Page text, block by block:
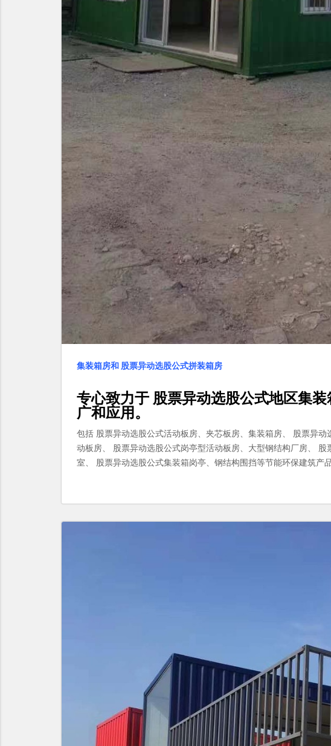
集装箱房和 股票异动选股公式拼装箱房
专心致力于 股票异动选股公式地区集装
广和应用。
包括 股票异动选股公式活动板房、夹芯板房、集装箱房、 股票异
动板房、 股票异动选股公式岗亭型活动板房、大型钢结构厂房、
室、 股票异动选股公式集装箱岗亭、钢结构围挡等节能环保建筑产